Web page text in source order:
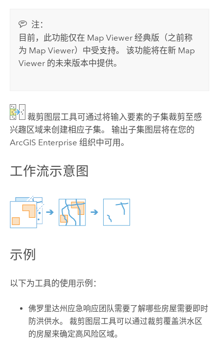
注：
目前，此功能仅在 Map Viewer 经典版 （之前称
为 Map Viewer）中受支持。该功能将在新 Map
Viewer 的未来版本中提供。
裁剪图层工具可通过将输入要素的子集裁剪至感
兴趣区域来创建相应子集。 输出子集图层将在您的
ArcGIS Enterprise 组织中可用。
工作流示意图
示例
以下为工具的使用示例：
佛罗里达州应急响应团队需要了解哪些房屋需要即时
防洪供水。 裁剪图层工具可以通过裁剪覆盖洪水区
的房屋来确定高风险区域。